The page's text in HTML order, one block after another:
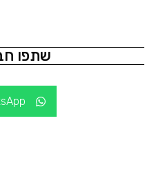
שתפו חברים:
WhatsApp